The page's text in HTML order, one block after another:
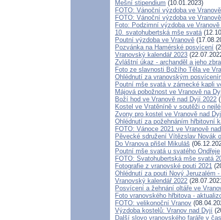
Mešní stipendium (10.01.2023)
FOTO: Vánoční výzdoba ve
FOTO: Vánoční výzdoba ve
Foto: Podzimní výzdoba ve
10. svatohubertská mše svatá
Poutní výzdoba ve Vranově
Pozvánka na Hamérské posvícení
Vranovský kalendář 2023
Zvláštní úkaz - archanděl a jeho
Foto ze slavnosti Božího Těla ve
Ohlédnutí za vranovským
Poutní mše svatá v zámecké kapli
Májová pobožnost ve Vranově na
Boží hod ve Vranově nad Dyjí 2022
Kostel ve Vratěníně v soutěži o
Zvony pro kostel ve Vranově nad
Ohlédnutí za požehnáním hřbitovní
FOTO: Vánoce 2021 ve Vranově
Pěvecké sdružení Vítězslav Novák
Do Vranova přišel Mikuláš
Poutní mše svatá u svatého Ondřeje
FOTO: Svatohubertská mše svatá
Fotografie z vranovské pouti 2021
Ohlédnutí za pouti Nový Jeruzalém -
Vranovský kalendář 2022
Posvícení a žehnání oltáře ve
Foto vranovského hřbitova -
FOTO: velikonoční Vranov
Výzdoba kostelů: Vranov nad Dyjí
Další slovo vranovského faráře v